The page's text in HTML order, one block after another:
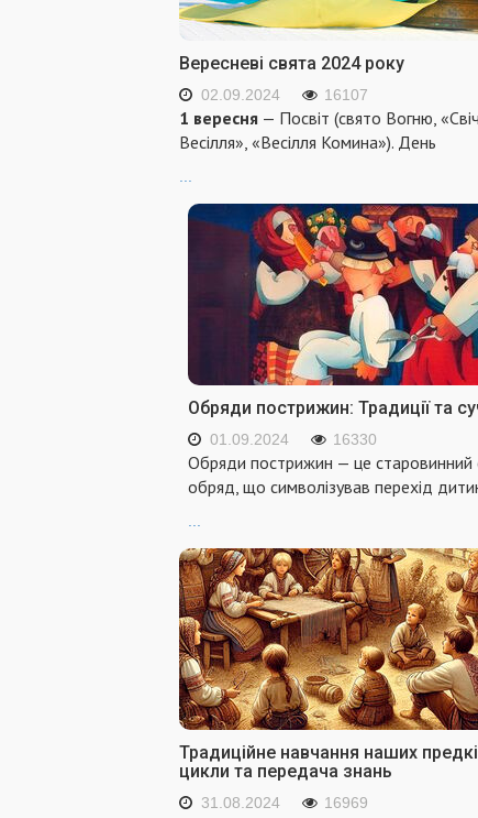
Вересневі свята 2024 року
02.09.2024 16107
1 вересня — Посвіт (свято Вогню,
Весілля», «Весілля Комина»). День
...
Обряди пострижин: Традиції та
01.09.2024 16330
Обряди пострижин — це старовинний
обряд, що символізував перехід
...
Традиційне навчання наших
цикли та передача знань
31.08.2024 16969